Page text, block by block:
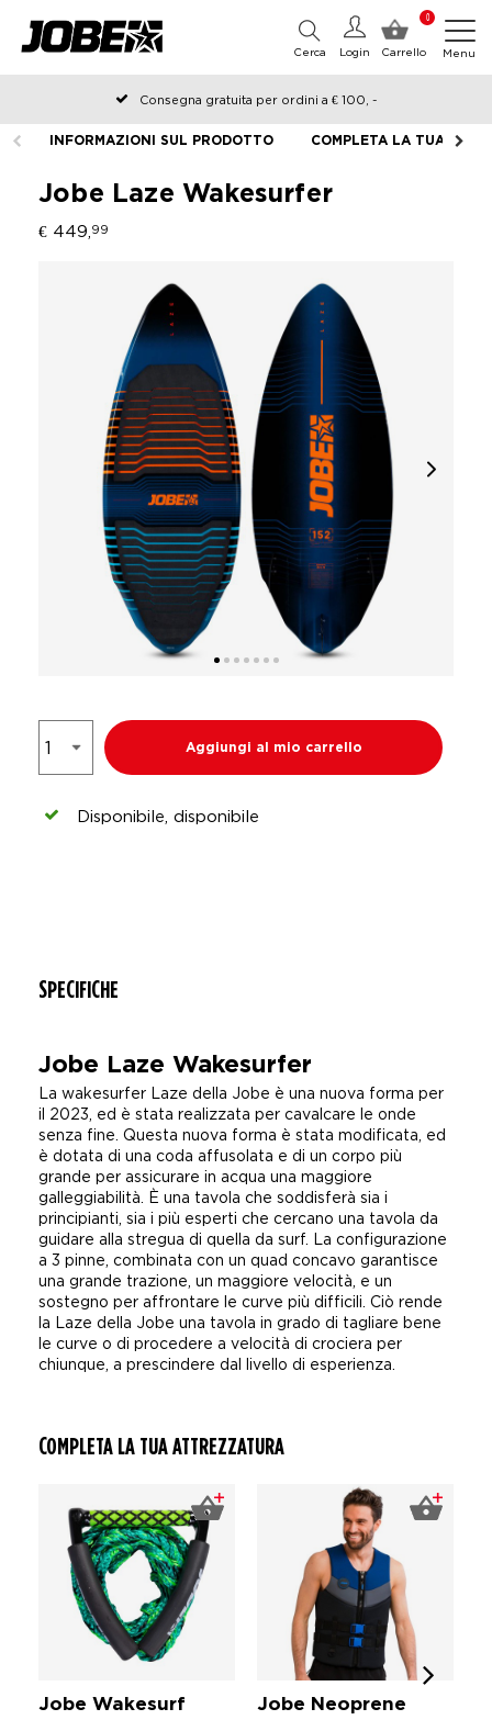
0
Carrello
Login
Cerca Menu
Consegna gratuita per ordini a € 100, -
Ordinato prima delle 12:00 nei giorni lavorativi, spedito lo stesso
giorno
INFORMAZIONI SUL PRODOTTO COMPLETA LA TUA
Jobe Laze Wakesurfer
€ 449, 99
Aggiungi al mio carrello
Disponibile, disponibile
SPECIFICHE
Jobe Laze Wakesurfer
La wakesurfer Laze della Jobe è una nuova forma per
il 2023, ed è stata realizzata per cavalcare le onde
senza fine. Questa nuova forma è stata modificata, ed
è dotata di una coda affusolata e di un corpo più
grande per assicurare in acqua una maggiore
galleggiabilità. È una tavola che soddisferà sia i
principianti, sia i più esperti che cercano una tavola da
guidare alla stregua di quella da surf. La configurazione
a 3 pinne, combinata con un quad concavo garantisce
una grande trazione, un maggiore velocità, e un
sostegno per affrontare le curve più difficili. Ciò rende
la Laze della Jobe una tavola in grado di tagliare bene
le curve o di procedere a velocità di crociera per
chiunque, a prescindere dal livello di esperienza.
COMPLETA LA TUA ATTREZZATURA
Jobe Wakesurf
Jobe Neoprene